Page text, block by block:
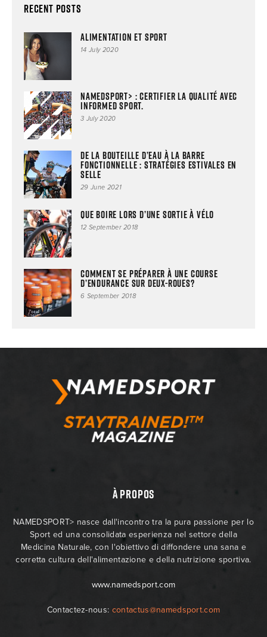
Recent Posts
Alimentation et sport
14 July 2020
NAMEDSPORT> : certifier la qualité avec
INFORMED SPORT.
3 July 2020
De la bouteille d’eau à la barre
fonctionnelle : stratégies estivales en
selle
29 June 2021
Que boire lors d’une sortie à vélo
12 September 2018
Comment se préparer à une course
d’endurance sur deux-roues?
6 September 2018
À PROPOS
NAMEDSPORT> nasce dall'incontro tra la pura passione per lo
Sport ed una consolidata esperienza nel settore della
Medicina Naturale, con l'obiettivo di diffondere una sana e
corretta cultura dell'alimentazione e della nutrizione sportiva.
www.namedsport.com
Contactez-nous: contactus@namedsport.com